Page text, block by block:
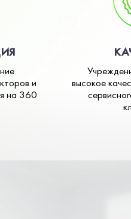
и
на 360
высокое